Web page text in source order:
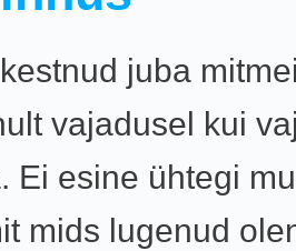
juba
vajadusel kui
Ei esine ühtegi
mids lugenud